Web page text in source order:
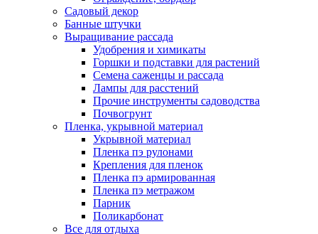
Садовый декор
Банные штучки
Выращивание рассада
Удобрения и химикаты
Горшки и подставки для растений
Семена саженцы и рассада
Лампы для расстений
Прочие инструменты садоводства
Почвогрунт
Пленка, укрывной материал
Укрывной материал
Пленка пэ рулонами
Крепления для пленок
Пленка пэ армированная
Пленка пэ метражом
Парник
Поликарбонат
Все для отдыха